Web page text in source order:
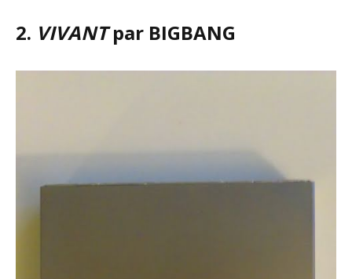
2. VIVANTpar BIGBANG